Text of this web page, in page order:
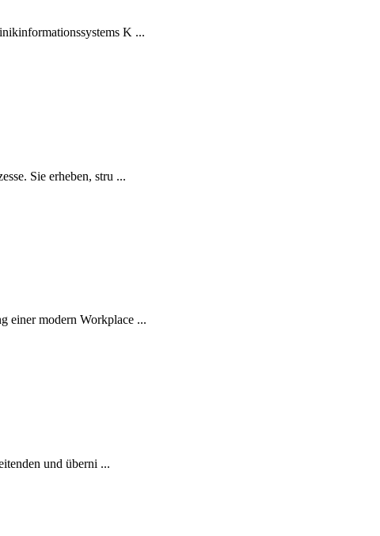
K ...
Sie erheben, stru ...
einer modern Workplace ...
und überni ...